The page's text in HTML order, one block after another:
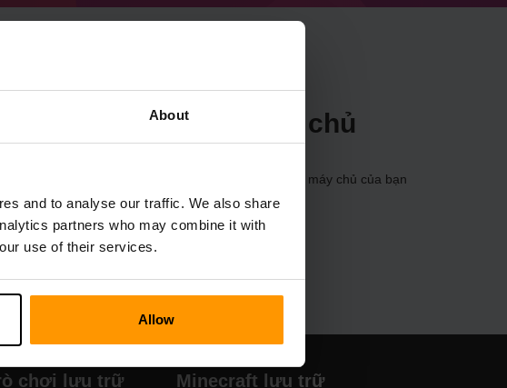
About
and to analyse our traffic. We also share
partners who may combine it with
use of their services.
Allow
SorceryCraft Máy chủ
(Máy chủ → Chọn máy chủ của bạn
máy chủ trò chơi → SorceryCraft)
chơi lưu trữ Minecraft lưu trữ